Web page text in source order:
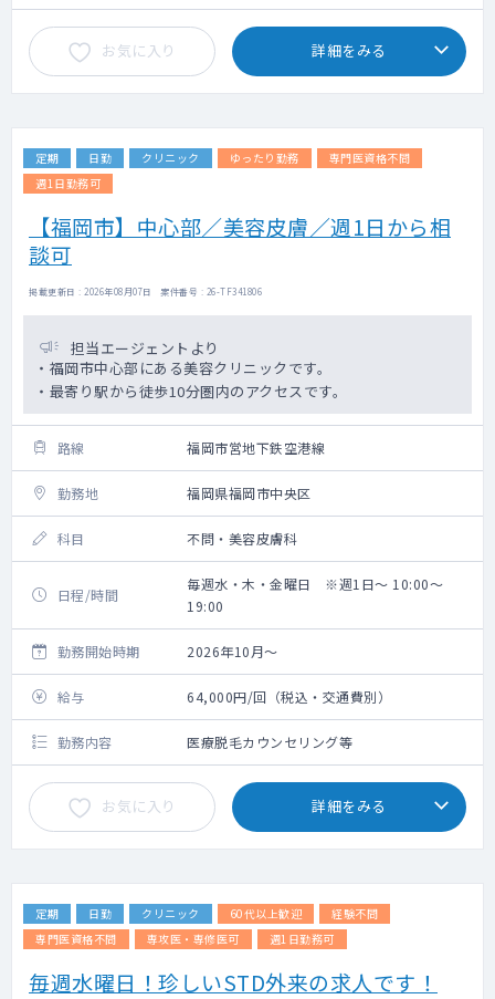
お気に入り 詳細をみる
定期 日勤 クリニック ゆったり勤務
専門医資格不問
週1日勤務可
【福岡市】中心部／美容皮膚／週1日から相
談可
掲載更新日 : 2026年08月07日 案件番号 : 26-TF341806
担当エージェントより
・福岡市中心部にある美容クリニックです。
・最寄り駅から徒歩10分圏内のアクセスです。
路線 福岡市営地下鉄空港線
勤務地 福岡県福岡市中央区
科目 不問・美容皮膚科
日程/時間
毎週水・木・金曜日 ※週1日～ 10:00～
19:00
勤務開始時期 2026年10月～
給与 64,000円/回（税込・交通費別）
勤務内容 医療脱毛カウンセリング等
お気に入り 詳細をみる
定期 日勤 クリニック 60代以上歓迎
経験不問
専門医資格不問
専攻医・専修医可 週1日勤務可
毎週水曜日！珍しいSTD外来の求人です！